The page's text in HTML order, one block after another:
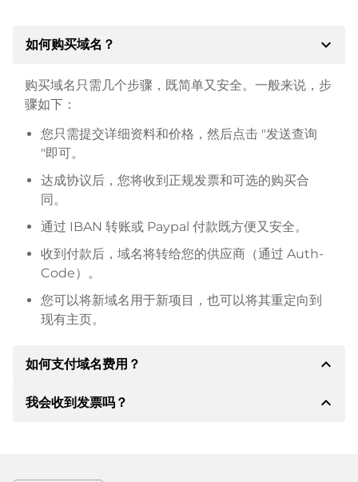
如何购买域名？ expand_more
购买域名只需几个步骤，既简单又安全。一般来说，步
骤如下：
您只需提交详细资料和价格，然后点击 "发送查询
"即可。
达成协议后，您将收到正规发票和可选的购买合
同。
通过 IBAN 转账或 Paypal 付款既方便又安全。
收到付款后，域名将转给您的供应商（通过 Auth-
Code）。
您可以将新域名用于新项目，也可以将其重定向到
现有主页。
如何支付域名费用？ expand_less
达成协议后，房东将通知您付款细节。房主随后会向您
我会收到发票吗？ expand_less